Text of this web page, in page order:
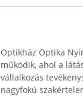
Optikház Optika
működik, ahol a
vállalkozás
nagyfokú